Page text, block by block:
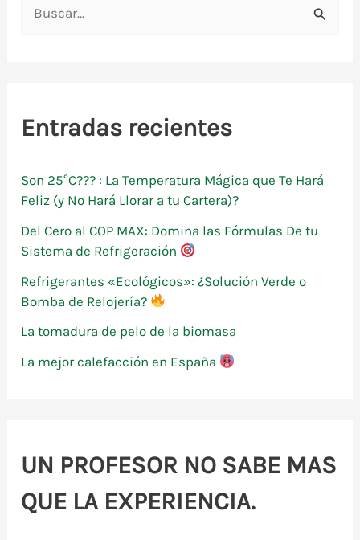
r
o
r
:
Entradas recientes
Son 25°C??? : La Temperatura Mágica que Te Hará
Feliz (y No Hará Llorar a tu Cartera)?
Del Cero al COP MAX: Domina las Fórmulas De tu
Sistema de Refrigeración
Refrigerantes «Ecológicos»: ¿Solución Verde o
Bomba de Relojería?
La tomadura de pelo de la biomasa
La mejor calefacción en España
UN PROFESOR NO SABE MAS
QUE LA EXPERIENCIA.